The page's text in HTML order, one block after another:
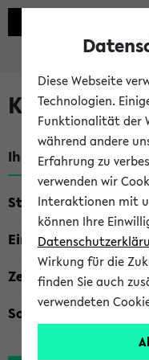
Kombisuche
Ihre Suchkriterien:
Studienfach
Einrichtung
Zeiten
Sonstiges
Diese Webseite
Technologien.
Funktionalität der
während andere
Erfahrung zu
verwenden wir
Interaktionen mit
können Ihre
Wirkung für die
finden Sie auch
verwendeten